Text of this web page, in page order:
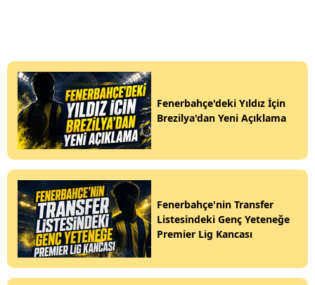
Fenerbahçe'deki Yıldız İçin
Brezilya'dan Yeni Açıklama
Fenerbahçe'nin Transfer
Listesindeki Genç Yeteneğe
Premier Lig Kancası